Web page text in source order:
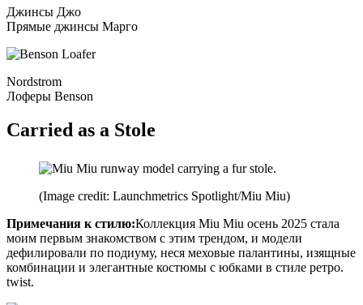
Джинсы Джо
Прямые джинсы Марго
Nordstrom
Лоферы Benson
Carried as a Stole
(Image credit: Launchmetrics Spotlight/Miu Miu)
Примечания к стилю:Коллекция Miu Miu осень 2025 стала
моим первым знакомством с этим трендом, и модели
дефилировали по подиуму, неся меховые палантины, изящные
комбинации и элегантные костюмы с юбками в стиле ретро.
twist.